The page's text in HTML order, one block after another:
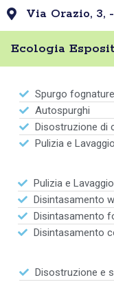
Via Orazio, 3,
Ecologia
Spurgo fognature
Autospurghi
Disostruzione di
Pulizia e
Pulizia e
Disintasamento
Disintasamento
Disintasamento
Disostruzione e